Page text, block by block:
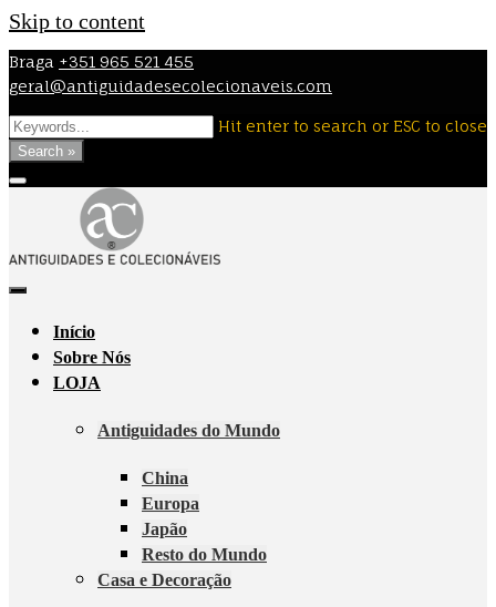
Skip to content
Braga +351 965 521 455
geral@antiguidadesecolecionaveis.com
Hit enter to search or ESC to close
Search »
Início
Sobre Nós
LOJA
Antiguidades do Mundo
China
Europa
Japão
Resto do Mundo
Casa e Decoração